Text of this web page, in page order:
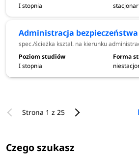
I stopnia
Administracja
spec./ścieżka kształ. na kierunku
I stopnia
Strona 1 z 25
Czego szukasz